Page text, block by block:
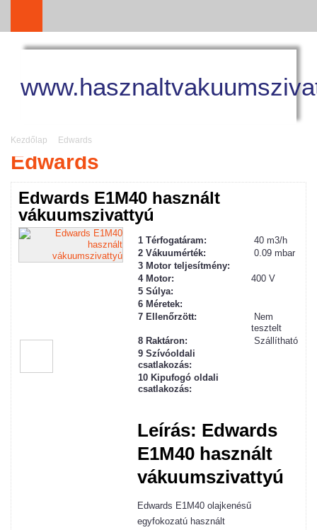
Kezdőlap Edwards
Edwards
Edwards E1M40 használt
vákuumszivattyú
1 Térfogatáram:
40 m3/h
2 Vákuumérték:
0.09 mbar
3 Motor teljesítmény:
4 Motor:
400 V
5 Súlya:
6 Méretek:
7 Ellenőrzött:
Nem
tesztelt
8 Raktáron:
Szállítható
9 Szívóoldali
csatlakozás:
10 Kipufogó oldali
csatlakozás:
Leírás: Edwards
E1M40 használt
vákuumszivattyú
Edwards E1M40 olajkenésű
egyfokozatú használt